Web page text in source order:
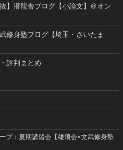
】潜龍舎ブログ【小論文】＠オン
修身塾ブログ【埼玉・さいたま
評判まとめ
プ：夏期講習会【雄飛会×文武修身塾